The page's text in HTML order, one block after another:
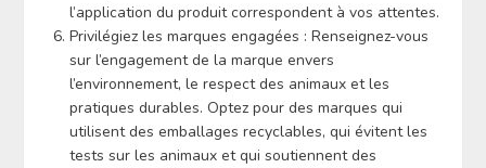
l’application du produit correspondent à vos attentes.
Privilégiez les marques engagées : Renseignez-vous
sur l’engagement de la marque envers
l’environnement, le respect des animaux et les
pratiques durables. Optez pour des marques qui
utilisent des emballages recyclables, qui évitent les
tests sur les animaux et qui soutiennent des